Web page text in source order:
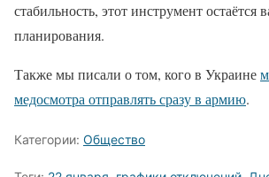
стабильность, этот инструмент остаётся
планирования.
Также мы писали о том, кого в Украине
медосмотра отправлять сразу в армию.
Категории: Общество